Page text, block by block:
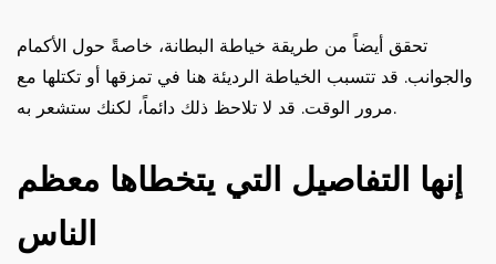
تحقق أيضاً من طريقة خياطة البطانة، خاصةً حول الأكمام
والجوانب. قد تتسبب الخياطة الرديئة هنا في تمزقها أو تكتلها مع
مرور الوقت. قد لا تلاحظ ذلك دائماً، لكنك ستشعر به.
إنها التفاصيل التي يتخطاها معظم
الناس